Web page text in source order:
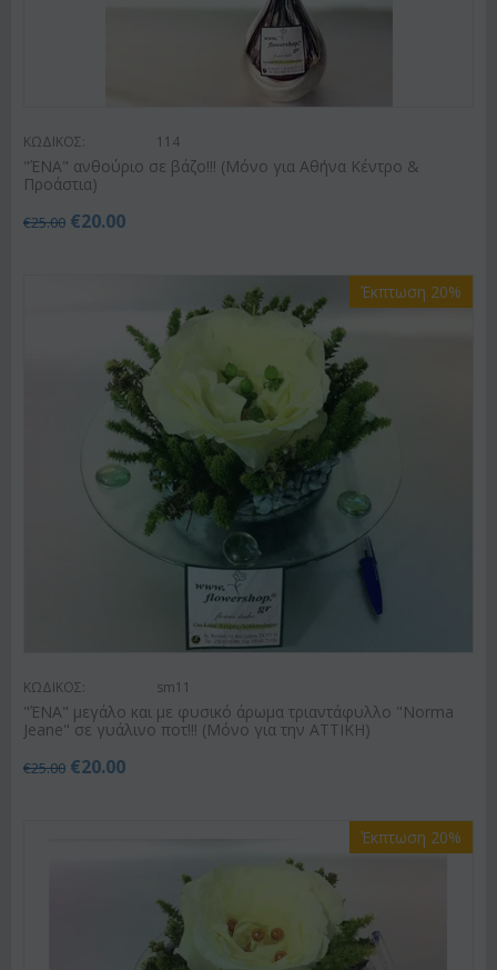
ΚΩΔΙΚΟΣ: 114
"ΈΝΑ" ανθούριο σε βάζο!!! (Μόνο για Αθήνα Κέντρο &
Προάστια)
€25.00 €20.00
Έκπτωση 20%
ΚΩΔΙΚΟΣ: sm11
"ΈΝΑ" μεγάλο και με φυσικό άρωμα τριαντάφυλλο "Norma
Jeane" σε γυάλινο ποτ!!! (Μόνο για την ΑΤΤΙΚΗ)
€25.00 €20.00
Έκπτωση 20%